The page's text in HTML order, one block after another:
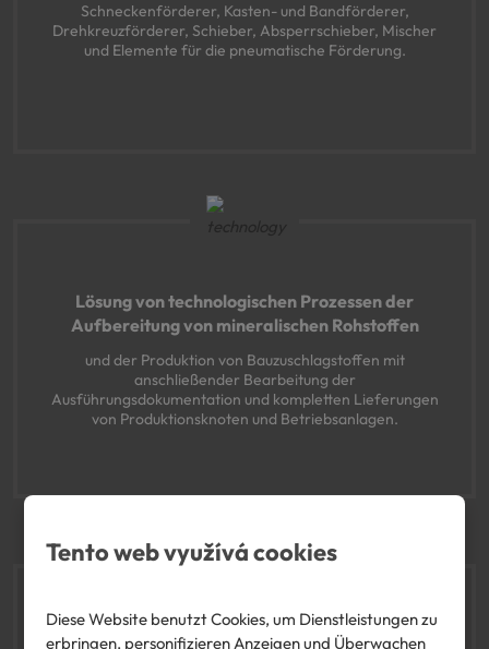
Schneckenförderer, Kasten- und Bandförderer,
Drehkreuzförderer, Schieber, Absperrschieber, Mischer
und Elemente für die pneumatische Förderung.
Lösung von technologischen Prozessen der
Aufbereitung von mineralischen Rohstoffen
und der Produktion von Bauzuschlagstoffen mit
anschließender Bearbeitung der
Ausführungsdokumentation und kompletten Lieferungen
von Produktionsknoten und Betriebsanlagen.
Tento web využívá cookies
Diese Website benutzt Cookies, um Dienstleistungen zu
erbringen, personifizieren Anzeigen und Überwachen